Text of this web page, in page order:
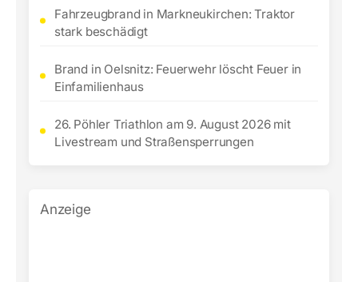
Fahrzeugbrand in Markneukirchen: Traktor
stark beschädigt
Brand in Oelsnitz: Feuerwehr löscht Feuer in
Einfamilienhaus
26. Pöhler Triathlon am 9. August 2026 mit
Livestream und Straßensperrungen
Anzeige